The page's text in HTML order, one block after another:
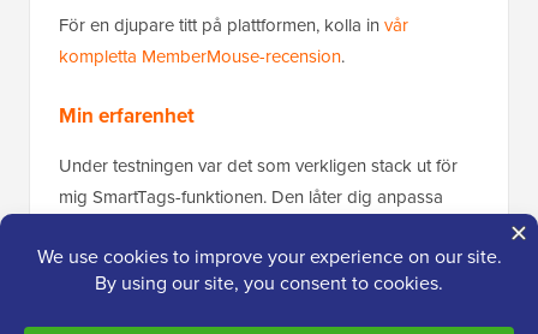
För en djupare titt på plattformen, kolla in vår
kompletta MemberMouse-recension.
Min erfarenhet
Under testningen var det som verkligen stack ut för
mig SmartTags-funktionen. Den låter dig anpassa
enda kodrad.